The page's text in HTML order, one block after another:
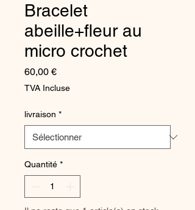
Bracelet
abeille+fleur au
micro crochet
60,00 €Prix
TVA Incluse
livraison *
Quantité *